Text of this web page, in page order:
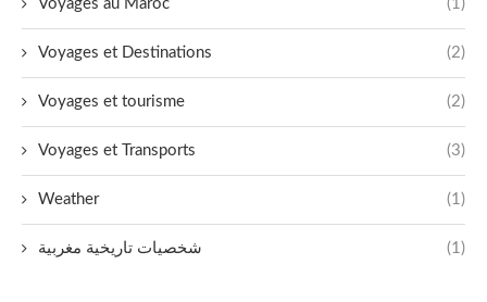
Voyages au Maroc (1)
Voyages et Destinations (2)
Voyages et tourisme (2)
Voyages et Transports (3)
Weather (1)
شخصيات تاريخية مغربية (1)